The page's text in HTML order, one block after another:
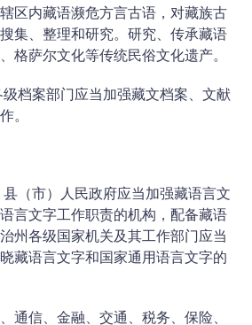
区内藏语濒危方言古语，对藏族古
集、整理和研究。研究、传承藏语
格萨尔文化等传统民俗文化遗产。
档案部门应当加强藏文档案、文献
。
（市）人民政府应当加强藏语言文
言文字工作职责的机构，配备藏语
州各级国家机关及其工作部门应当
藏语言文字和国家通用语言文字的
通信、金融、交通、税务、保险、